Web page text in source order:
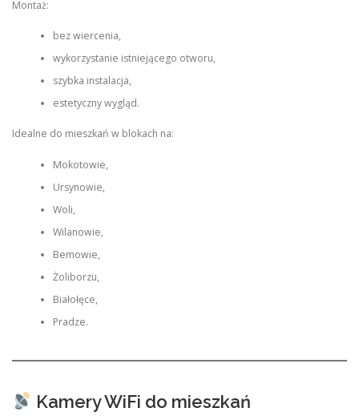
Montaż:
bez wiercenia,
wykorzystanie istniejącego otworu,
szybka instalacja,
estetyczny wygląd.
Idealne do mieszkań w blokach na:
Mokotowie,
Ursynowie,
Woli,
Wilanowie,
Bemowie,
Żoliborzu,
Białołęce,
Pradze.
Kamery WiFi do mieszkań